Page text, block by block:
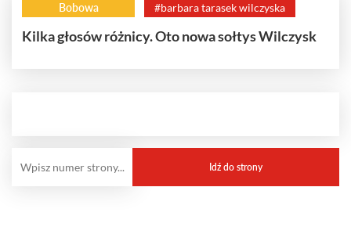
Bobowa #barbara tarasek wilczyska
Kilka głosów różnicy. Oto nowa sołtys Wilczysk